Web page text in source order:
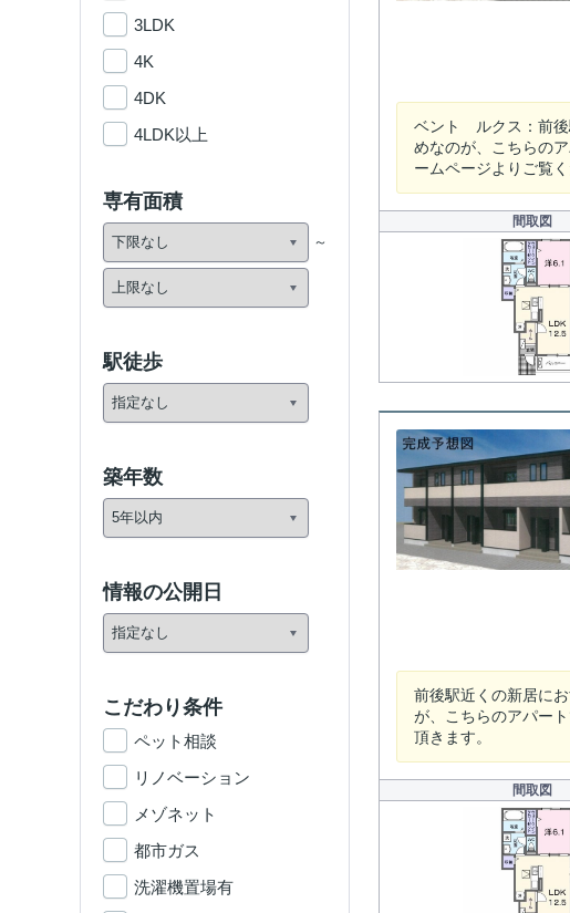
ベント ルクス：前後
めなのが、こちらの
ームページよりご覧く
間取図
前後駅近くの新居に
が、こちらのアパー
頂きます。
間取図
3LDK
4K
4DK
4LDK以上
専有面積
駅徒歩
築年数
情報の公開日
こだわり条件
ペット相談
リノベーション
メゾネット
都市ガス
洗濯機置場有